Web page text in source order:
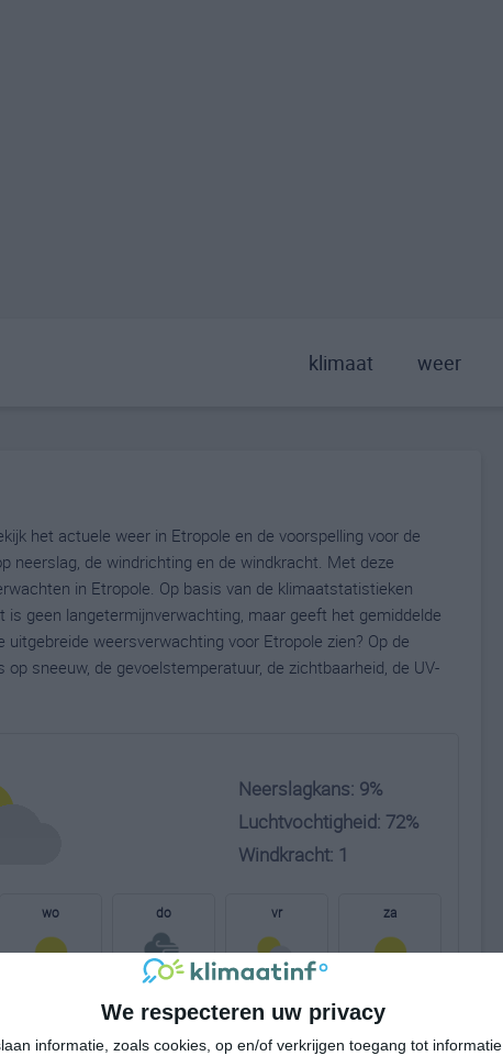
We respecteren uw privacy
informatie, zoals cookies, op en/of verkrijgen toegang tot
klimaat weer
het actuele weer in Etropole en de voorspelling voor de
neerslag, de windrichting en de windkracht. Met deze
in Etropole. Op basis van de klimaatstatistieken
geen langetermijnverwachting, maar geeft het gemiddelde
weersverwachting voor Etropole zien? Op de
sneeuw, de gevoelstemperatuur, de zichtbaarheid, de UV-
Neerslagkans: 9%
Luchtvochtigheid: 72%
Windkracht: 1
wo do vr za
16°C 15°C 22°C 26°C